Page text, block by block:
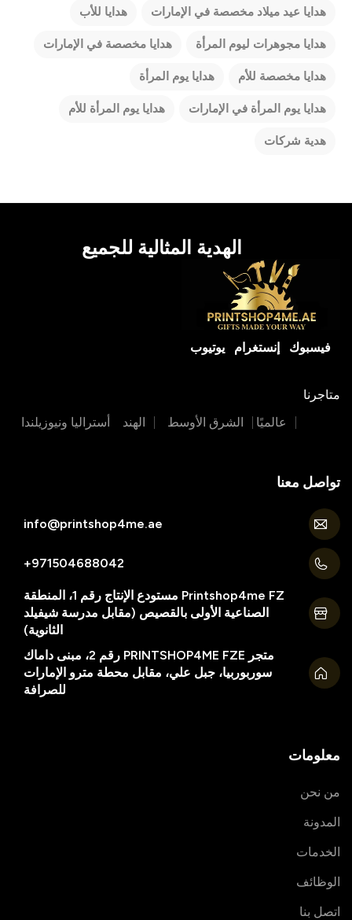
هدايا عيد ميلاد مخصصة في الإمارات هدايا للأب
هدايا مجوهرات ليوم المرأة هدايا مخصصة في الإمارات
هدايا مخصصة للأم هدايا يوم المرأة
هدايا يوم المرأة في الإمارات هدايا يوم المرأة للأم
هدية شركات
الهدية المثالية للجميع
فيسبوك إنستغرام يوتيوب
متاجرنا
عالميًا
الشرق الأوسط الهند أستراليا ونيوزيلندا
تواصل معنا
info@printshop4me.ae
971504688042+
Printshop4me FZ مستودع الإنتاج رقم 1، المنطقة
الصناعية الأولى بالقصيص (مقابل مدرسة شيفيلد
الثانوية)
متجر PRINTSHOP4ME FZE رقم 2، مبنى داماك
سوربوربيا، جبل علي، مقابل محطة مترو الإمارات
للصرافة
معلومات
من نحن
المدونة
الخدمات
الوظائف
اتصل بنا